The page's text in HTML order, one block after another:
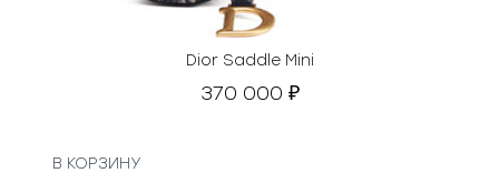
Dior Saddle Mini
370 000 ₽
В КОРЗИНУ